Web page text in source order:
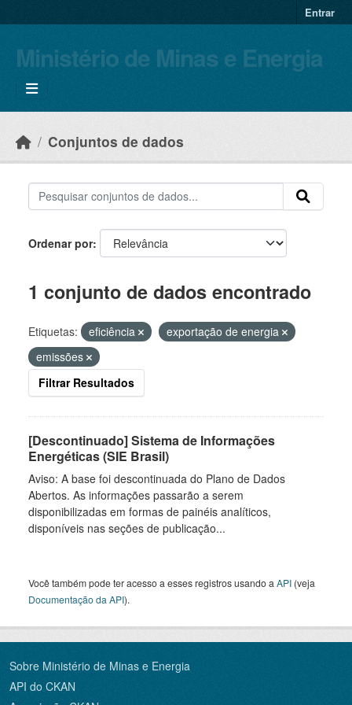
Entrar
Ministério de Minas e Energia
Conjuntos de dados
Ordenar por
1 conjunto de dados encontrado
Etiquetas: eficiência
exportação de energia
emissões
Filtrar Resultados
[Descontinuado] Sistema de Informações
Energéticas (SIE Brasil)
Aviso: A base foi descontinuada do Plano de Dados
Abertos. As informações passarão a serem
disponibilizadas em formas de painéis analíticos,
disponíveis nas seções de publicação...
Você também pode ter acesso a esses registros usando a API (veja
Documentação da API).
Sobre Ministério de Minas e Energia
API do CKAN